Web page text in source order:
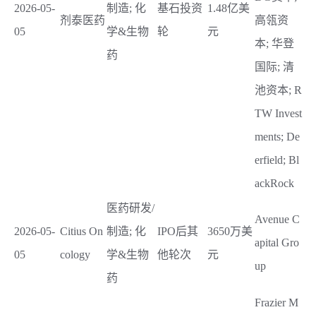
2026-05-
05
剂泰医药
制造; 化
学&生物
药
基石投资
轮
1.48亿美
元
高瓴资
本; 华登
国际; 清
池资本; R
TW Invest
ments; De
erfield; Bl
ackRock
2026-05-
05
Citius On
cology
医药研发/
制造; 化
学&生物
药
IPO后其
他轮次
3650万美
元
Avenue C
apital Gro
up
Frazier M